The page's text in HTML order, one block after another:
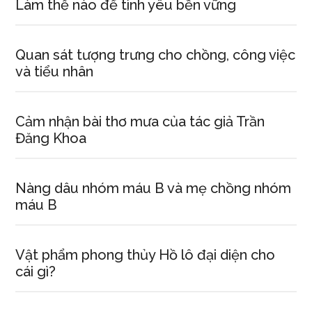
Làm thế nào để tình yêu bền vững
Quan sát tượng trưng cho chồng, công việc
và tiểu nhân
Cảm nhận bài thơ mưa của tác giả Trần
Đăng Khoa
Nàng dâu nhóm máu B và mẹ chồng nhóm
máu B
Vật phẩm phong thủy Hồ lô đại diện cho
cái gì?